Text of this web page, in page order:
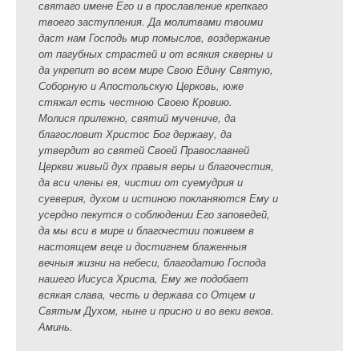
святаго имене Его и в прославление крепкаго
твоего заступления. Да молитвами твоими
даст нам Господь мир помыслов, воздержание
от пагубных страстей и от всякия скверны и
да укрепит во всем мире Свою Едину Святую,
Соборную и Апостольскую Церковь, юже
стяжал есть честною Своею Кровию.
Молися прилежно, святий мучениче, да
благословит Христос Бог державу, да
утвердит во святей Своей Православней
Церкви живый дух правыя веры и благочестия,
да вси члены ея, чистии от суемудрия и
суеверия, духом и истиною покланяются Ему и
усердно пекутся о соблюдении Его заповедей,
да мы вси в мире и благочестии поживем в
настоящем веце и достигнем блаженныя
вечныя жизни на небеси, благодатию Господа
нашего Иисуса Христа, Ему же подобает
всякая слава, честь и держава со Отцем и
Святым Духом, ныне и присно и во веки веков.
Аминь.